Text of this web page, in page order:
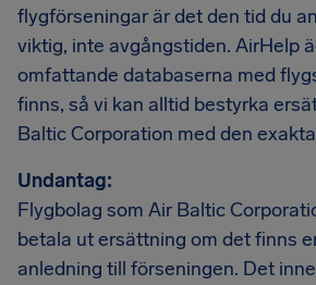
flygförseningar är det den tid du
viktig, inte avgångstiden. AirHelp
omfattande databaserna med
finns, så vi kan alltid bestyrka
Baltic Corporation med den
Undantag:
Flygbolag som Air Baltic
betala ut ersättning om det finns
anledning till förseningen. Det